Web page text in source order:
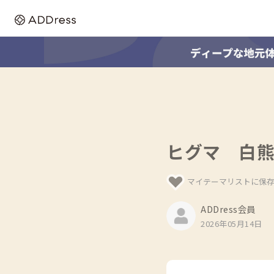
ヒグマ 白熊
マイテーマリストに保存
ADDress会員
2026年05月14日